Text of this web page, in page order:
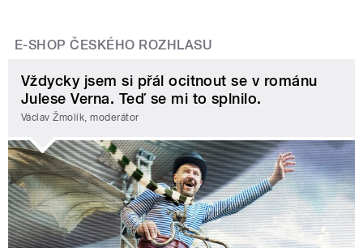
E-SHOP ČESKÉHO ROZHLASU
Vždycky jsem si přál ocitnout se v románu
Julese Verna. Teď se mi to splnilo.
Václav Žmolík, moderátor